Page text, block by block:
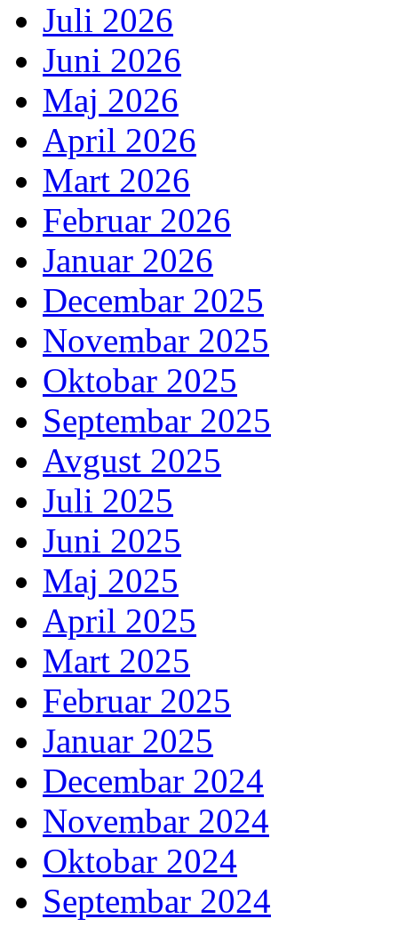
Juli 2026
Juni 2026
Maj 2026
April 2026
Mart 2026
Februar 2026
Januar 2026
Decembar 2025
Novembar 2025
Oktobar 2025
Septembar 2025
Avgust 2025
Juli 2025
Juni 2025
Maj 2025
April 2025
Mart 2025
Februar 2025
Januar 2025
Decembar 2024
Novembar 2024
Oktobar 2024
Septembar 2024